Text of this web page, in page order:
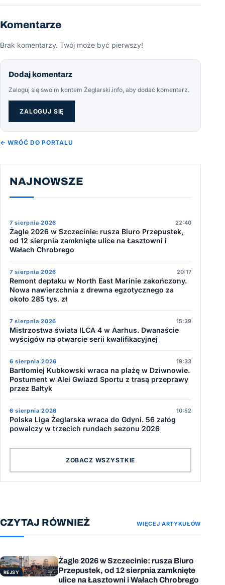
Komentarze
Brak komentarzy. Twój może być pierwszy!
Dodaj komentarz
Zaloguj się swoim kontem Żeglarski.info, aby dodać komentarz.
ZALOGUJ SIĘ
← WRÓĆ DO PORTALU
NAJNOWSZE
7 sierpnia 2026 22:40
Żagle 2026 w Szczecinie: rusza Biuro Przepustek,
od 12 sierpnia zamknięte ulice na Łasztowni i
Wałach Chrobrego
7 sierpnia 2026 20:17
Remont deptaku w North East Marinie zakończony.
Nowa nawierzchnia z drewna egzotycznego za
około 285 tys. zł
7 sierpnia 2026 15:39
Mistrzostwa świata ILCA 4 w Aarhus. Dwanaście
wyścigów na otwarcie serii kwalifikacyjnej
6 sierpnia 2026 19:33
Bartłomiej Kubkowski wraca na plażę w Dziwnowie.
Postument w Alei Gwiazd Sportu z trasą przeprawy
przez Bałtyk
6 sierpnia 2026 10:52
Polska Liga Żeglarska wraca do Gdyni. 56 załóg
powalczy w trzecich rundach sezonu 2026
ZOBACZ WSZYSTKIE
CZYTAJ RÓWNIEŻ WIĘCEJ ARTYKUŁÓW
REJSY
Żagle 2026 w Szczecinie: rusza Biuro
Przepustek, od 12 sierpnia zamknięte
ulice na Łasztowni i Wałach Chrobrego